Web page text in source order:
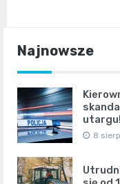
Najnowsze
utargu!
8